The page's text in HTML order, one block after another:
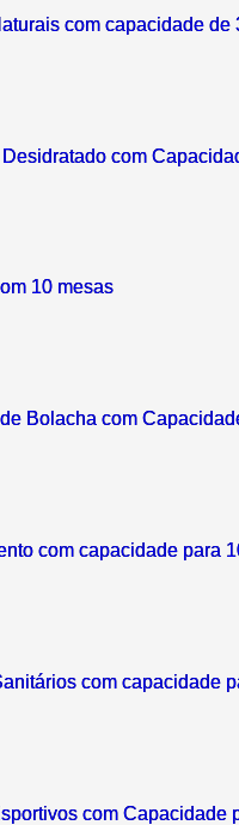
com capacidade de
com
10 mesas
Bolacha com
com capacidade para
com capacidade
com Capacidade